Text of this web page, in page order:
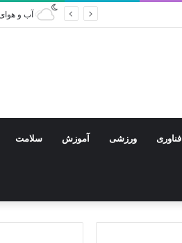
آب و
فناوری ورزشی آموزش سلامت